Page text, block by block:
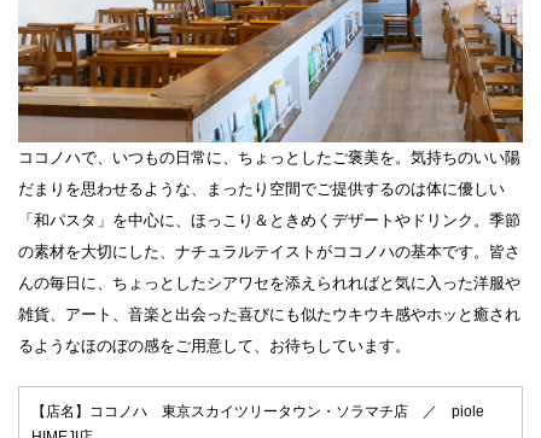
ココノハで、いつもの日常に、ちょっとしたご褒美を。 気持ちのいい陽
だまりを思わせるような、まったり空間でご提供するのは体に優しい
「和パスタ」を中心に、ほっこり＆ときめくデザートやドリンク。季節
の素材を大切にした、ナチュラルテイストがココノハの基本です。皆さ
んの毎日に、ちょっとしたシアワセを添えられればと気に入った洋服や
雑貨、アート、音楽と出会った喜びにも似たウキウキ感やホッと癒され
るようなほのぼの感をご用意して、お待ちしています。
【店名】ココノハ 東京スカイツリータウン・ソラマチ店 ／ piole